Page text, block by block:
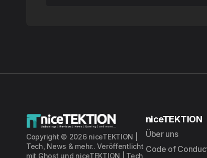
Copyright © 2026 niceTEKTION |
Tech, News & mehr.. Veröffentlicht
mit Ghost und niceTEKTION | Tech,
niceTEKTION
Über uns
Code of